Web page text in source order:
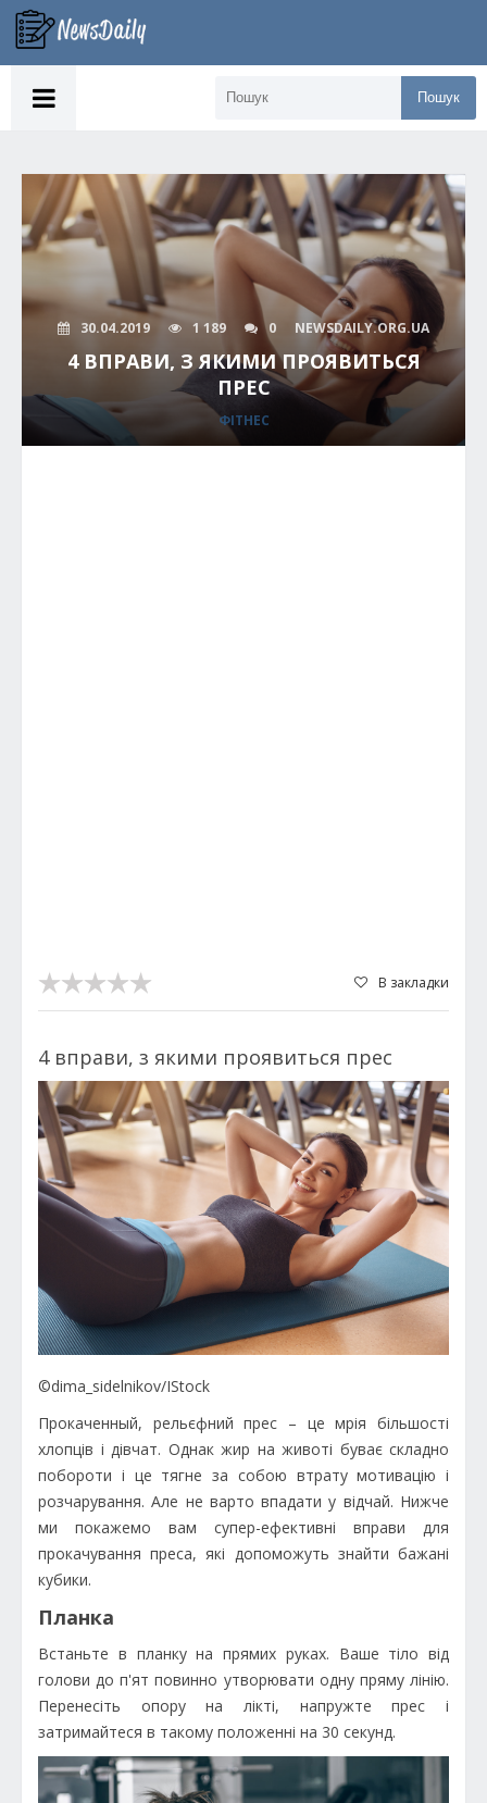
Пошук
30.04.2019 1 189 0 NEWSDAILY.ORG.UA
4 ВПРАВИ, З ЯКИМИ ПРОЯВИТЬСЯ
ПРЕС
ФІТНЕС
В закладки
4 вправи, з якими проявиться прес
©dima_sidelnikov/IStock
Прокаченный, рельєфний прес – це мрія більшості
хлопців і дівчат. Однак жир на животі буває складно
побороти і це тягне за собою втрату мотивацію і
розчарування. Але не варто впадати у відчай. Нижче
ми покажемо вам супер-ефективні вправи для
прокачування преса, які допоможуть знайти бажані
кубики.
Планка
Встаньте в планку на прямих руках. Ваше тіло від
голови до п'ят повинно утворювати одну пряму лінію.
Перенесіть опору на лікті, напружте прес і
затримайтеся в такому положенні на 30 секунд.